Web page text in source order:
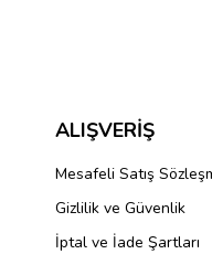
ALIŞVERİŞ
Mesafeli Satış
Gizlilik ve Güvenlik
İptal ve İade Şartları